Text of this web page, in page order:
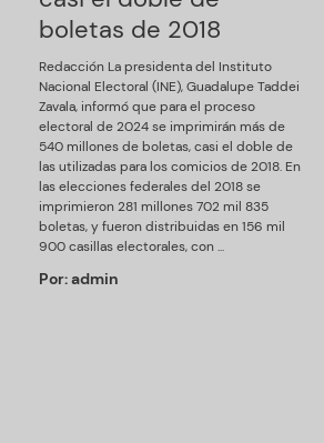
boletas de 2018
Redacción La presidenta del Instituto
Nacional Electoral (INE), Guadalupe Taddei
Zavala, informó que para el proceso
electoral de 2024 se imprimirán más de
540 millones de boletas, casi el doble de
las utilizadas para los comicios de 2018. En
las elecciones federales del 2018 se
imprimieron 281 millones 702 mil 835
boletas, y fueron distribuidas en 156 mil
900 casillas electorales, con ...
Por:admin